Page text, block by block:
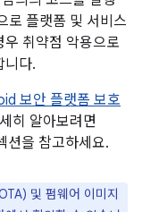
로 플랫폼 및 서비스
취약점 악용으로
니다.
보안 플랫폼 보호
히 알아보려면
션을 참고하세요.
및 펌웨어 이미지